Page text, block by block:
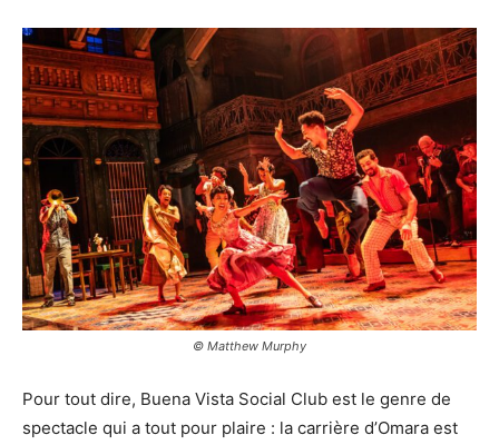
© Matthew Murphy
Pour tout dire, Buena Vista Social Club est le genre de
spectacle qui a tout pour plaire : la carrière d’Omara est